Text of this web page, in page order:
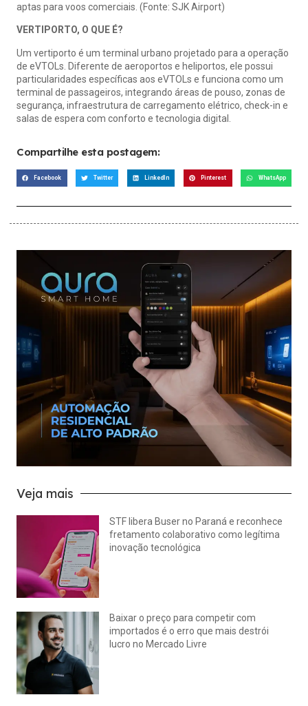
aptas para voos comerciais. (Fonte: SJK Airport)
VERTIPORTO, O QUE É?
Um vertiporto é um terminal urbano projetado para a operação
de eVTOLs. Diferente de aeroportos e heliportos, ele possui
particularidades específicas aos eVTOLs e funciona como um
terminal de passageiros, integrando áreas de pouso, zonas de
segurança, infraestrutura de carregamento elétrico, check-in e
salas de espera com conforto e tecnologia digital.
Compartilhe esta postagem:
Facebook Twitter LinkedIn Pinterest WhatsApp
Veja mais
STF libera Buser no Paraná e reconhece
fretamento colaborativo como legítima
inovação tecnológica
Baixar o preço para competir com
importados é o erro que mais destrói
lucro no Mercado Livre